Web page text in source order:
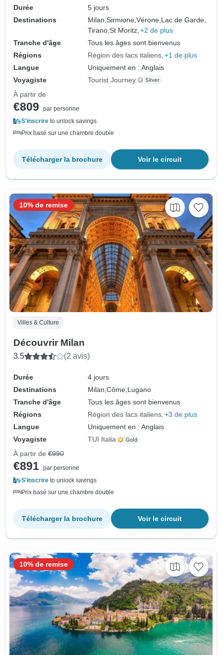
Durée
5 jours
Destinations
Milan,Sirmione,Vérone, Lac de Garde,
Tirano,St Moritz, +2 de plus
Tranche d'âge
Tous les âges sont bienvenus
Régions
Région des lacs italiens +1 de plus
Langue
Uniquement en : Anglais
Voyagiste
Tourist Journey
À partir de
€809
par personne
S'inscrire to unlock savings
Prix basé sur une chambre double
Voir le circuit
Télécharger la brochure
Villes & Culture
Découvrir Milan
3.5 (2 avis)
Durée
4 jours
Destinations
Milan,Côme, Lugano
Tranche d'âge
Tous les âges sont bienvenus
Régions
Région des lacs italiens +3 de plus
Langue
Uniquement en : Anglais
Voyagiste
TUI Italia
10% de remise
À partir de €990
€891 par personne
S'inscrire to unlock savings
Prix basé sur une chambre double
Voir le circuit
Télécharger la brochure
10% de remise